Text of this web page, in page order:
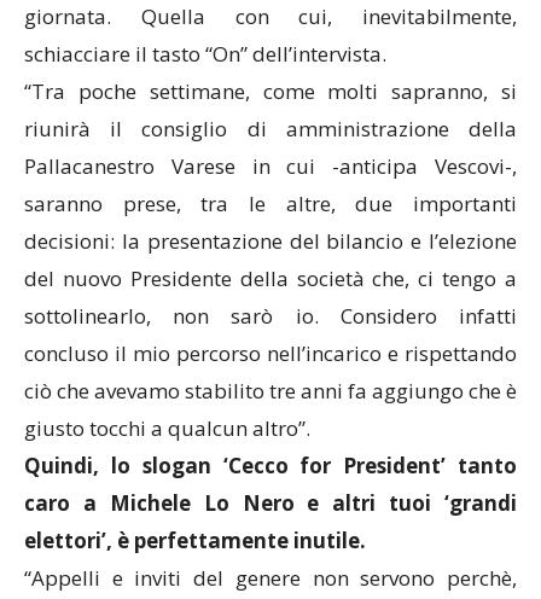
giornata. Quella con cui, inevitabilmente,
schiacciare il tasto “On” dell’intervista.
“Tra poche settimane, come molti sapranno, si
riunirà il consiglio di amministrazione della
Pallacanestro Varese in cui -anticipa Vescovi-,
saranno prese, tra le altre, due importanti
decisioni: la presentazione del bilancio e l’elezione
del nuovo Presidente della società che, ci tengo a
sottolinearlo, non sarò io. Considero infatti
concluso il mio percorso nell’incarico e rispettando
ciò che avevamo stabilito tre anni fa aggiungo che è
giusto tocchi a qualcun altro”.
Quindi, lo slogan ‘Cecco for President’ tanto
caro a Michele Lo Nero e altri tuoi ‘grandi
elettori’, è perfettamente inutile.
“Appelli e inviti del genere non servono perchè,